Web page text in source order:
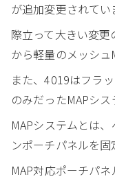
が追加変更されてい
際立って大きい変
から軽量のメッシュ
また、4019はフラ
のみだったMAPシ
MAPシステムとは
ンポーチパネルを固
MAP対応ポーチパ